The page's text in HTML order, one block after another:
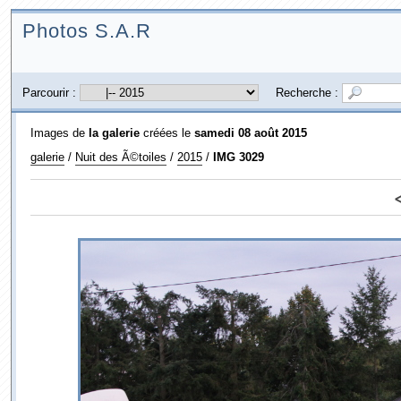
Photos S.A.R
Parcourir : Recherche :
Images de la galeriecréées le samedi 08 août 2015
galerie/ Nuit des Ã©toiles / 2015/ IMG 3029